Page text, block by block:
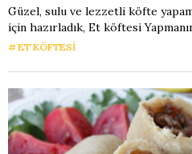
Güzel, sulu ve lezzetli köfte
için hazırladık, Et köftesi
ET KÖFTESI